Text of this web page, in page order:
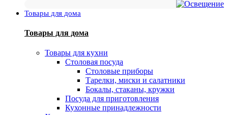
Товары для дома
Товары для дома
Товары для кухни
Столовая посуда
Столовые приборы
Тарелки, миски и салатники
Бокалы, стаканы, кружки
Посуда для приготовления
Кухонные принадлежности